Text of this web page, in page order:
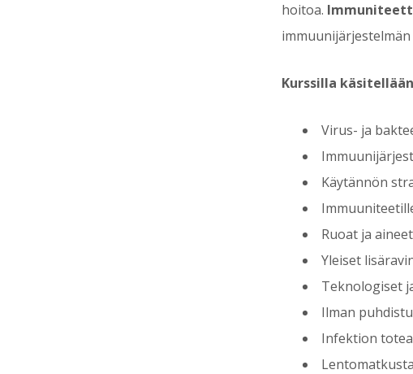
hoitoa.
Kurssilla
Virus- ja
Käytännön
Ruoat ja
Yleiset
Teknologiset
Ilman
Infektion